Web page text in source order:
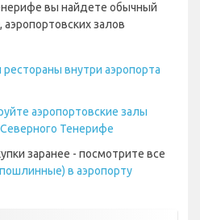
вы найдете обычный
залов
рестораны внутри аэропорта
аэропортовские залы
Тенерифе
заранее - посмотрите все
в аэропорту